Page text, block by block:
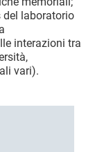
laboratorio
interazioni tra
vari).